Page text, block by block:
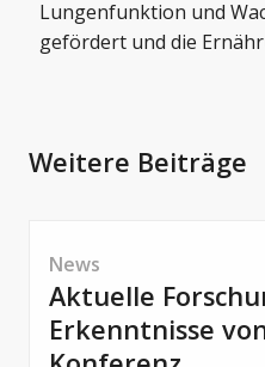
Lungenfunktion und
gefördert und die
Weitere Beiträge
News
Aktuelle
Erkenntnisse